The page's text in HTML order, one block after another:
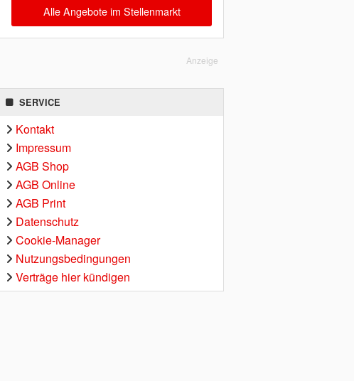
Alle Angebote im Stellenmarkt
Anzeige
SERVICE
Kontakt
Impressum
AGB Shop
AGB Online
AGB Print
Datenschutz
Cookie-Manager
Nutzungsbedingungen
Verträge hier kündigen